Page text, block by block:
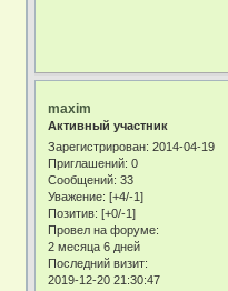
maxim
Активный участник
Зарегистрирован: 2014-04-19
Приглашений: 0
Сообщений: 33
Уважение: [+4/-1]
Позитив: [+0/-1]
Провел на форуме:
2 месяца 6 дней
Последний визит:
2019-12-20 21:30:47